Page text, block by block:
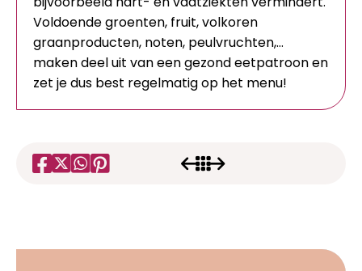
Voldoende groenten, fruit, volkoren
graanproducten, noten, peulvruchten,…
maken deel uit van een gezond eetpatroon en
zet je dus best regelmatig op het menu!